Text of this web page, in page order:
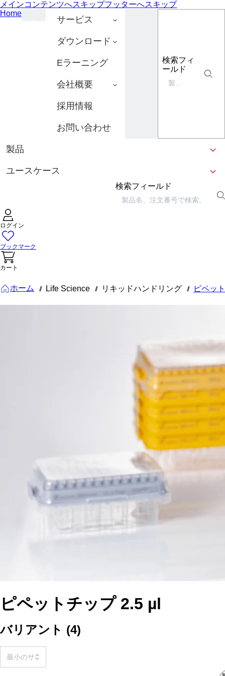
メインコンテンツへスキップフッターへスキップ
Home
サービス
ダウンロード
Eラーニング
会社概要
採用情報
お問い合わせ
検索フィ
ールド
製品
ユースケース
検索フィールド
ログイン
ブックマーク
カート
ホーム /// Life Science /// リキッドハンドリング /// ピペッ
ピペットチップ 2.5 µl
バリアント (4)